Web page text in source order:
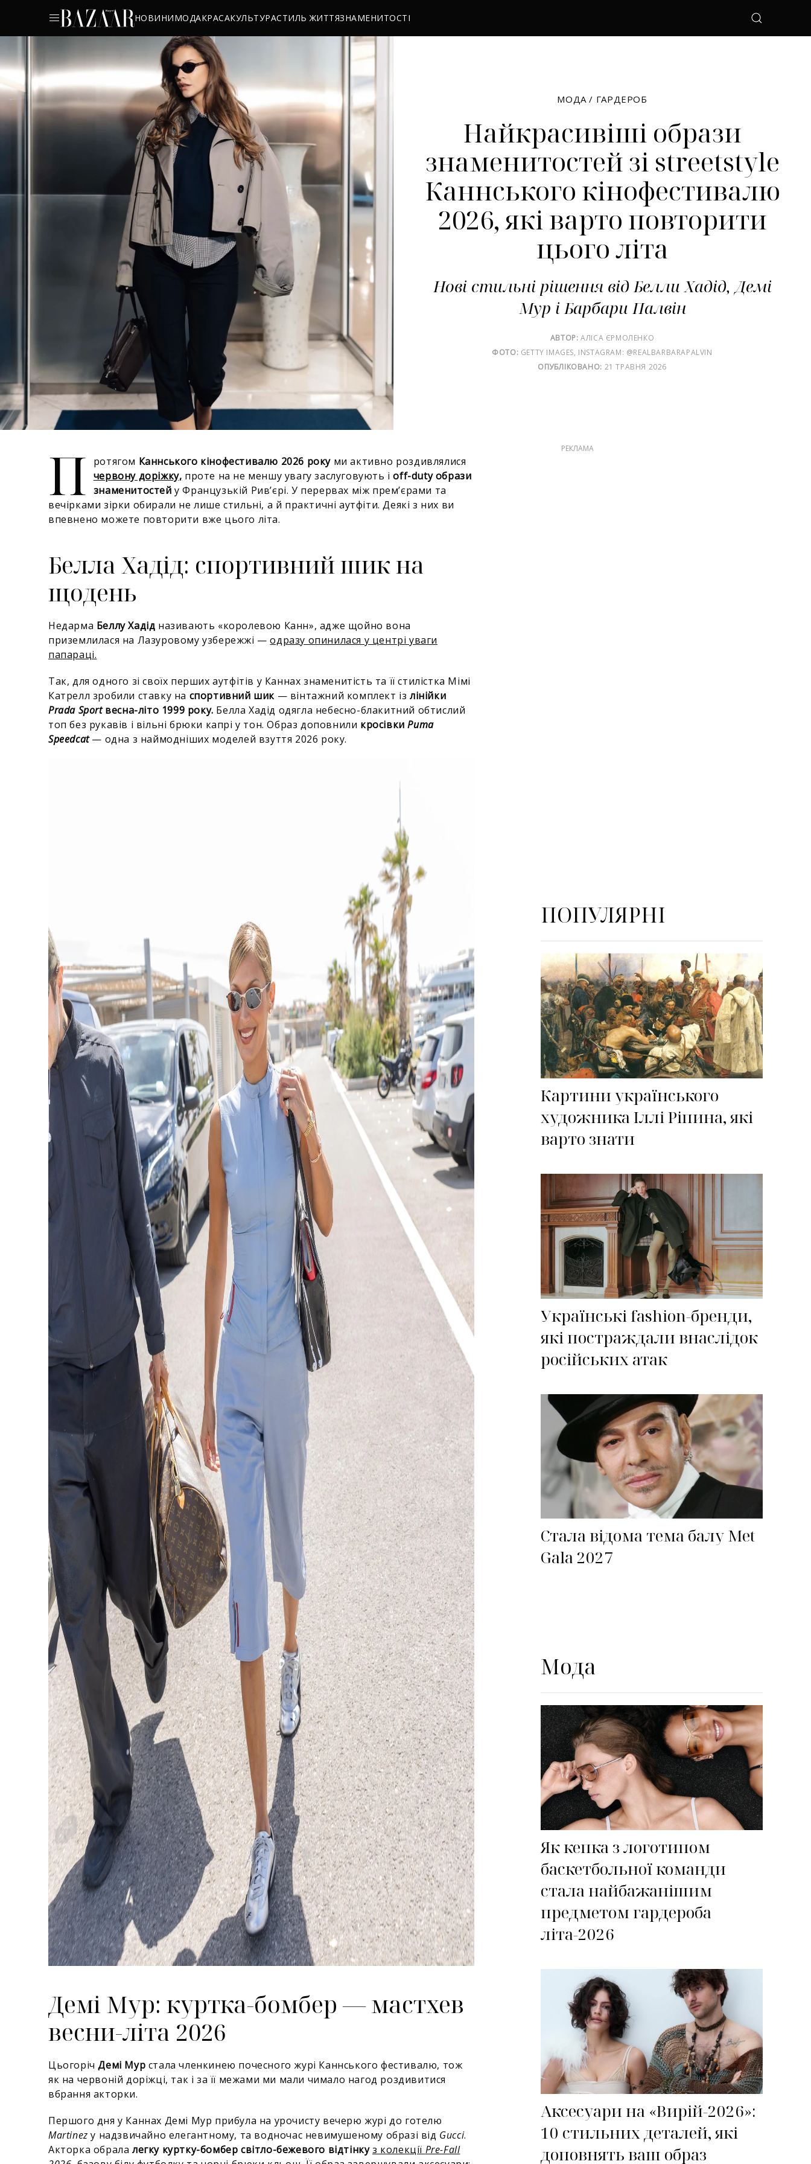
НОВИНИМОДАКРАСАКУЛЬТУРАСТИЛЬ ЖИТТЯЗНАМЕНИТОСТІ
МОДА/ ГАРДЕРОБ
Найкрасивіші образи
знаменитостей зі streetstyle
Каннського кінофестивалю
2026, які варто повторити
цього літа
Нові стильні рішення від Белли Хадід, Демі
Мур і Барбари Палвін
АВТОР: АЛІСА ЄРМОЛЕНКО
ФОТО: GETTY IMAGES, INSTAGRAM: @REALBARBARAPALVIN
ОПУБЛІКОВАНО: 21 ТРАВНЯ 2026
П ротягом Каннського кінофестивалю 2026 рокуми активно роздивлялися
червону доріжку, проте на не меншу увагу заслуговують іoff-duty образи
знаменитостей у Французькій Рив’єрі. У перервах між прем’єрами та
вечірками зірки обирали не лише стильні, а й практичні аутфіти. Деякі з них ви
впевнено можете повторити вже цього літа.
Белла Хадід: спортивний шик на
щодень
Недарма Беллу Хадід називають «королевою Канн», адже щойно вона
приземлилася на Лазуровому узбережжі —одразу опинилася у центрі уваги
папараці.
Так, для одного зі своїх перших аутфітів у Каннах знаменитість та її стилістка Мімі
Катрелл зробили ставку на спортивний шик — вінтажний комплект ізлінійки
Prada Sportвесна-літо 1999 року. Белла Хадід одягла небесно-блакитний обтислий
топ без рукавів і вільні брюки капрі у тон. Образ доповнили кросівкиPuma
Speedcat— одна з наймодніших моделей взуття 2026 року.
Демі Мур: куртка-бомбер — мастхев
весни-літа 2026
ЦьогорічДемі Мур стала членкинею почесного журі Каннського фестивалю, тож
як на червоній доріжці, так і за її межами ми мали чимало нагод роздивитися
вбрання акторки.
Першого дня у Каннах Демі Мур прибула на урочисту вечерю журі до готелю
Martinez у надзвичайно елегантному, та водночас невимушеному образі від Gucci.
Акторка обрала легку куртку-бомбер світло-бежевого відтінку з колекції Pre-Fall
ПОПУЛЯРНІ
Картини українського
художника Іллі Ріпина, які
варто знати
Українські fashion-бренди,
які постраждали внаслідок
російських атак
Стала відома тема балу Met
Gala 2027
Мода
Як кепка з логотипом
баскетбольної команди
стала найбажанішим
предметом гардероба
літа-2026
Аксесуари на «Вирій-2026»:
10 стильних деталей, які
доповнять ваш образ